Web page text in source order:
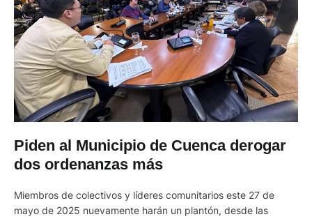
Piden al Municipio de Cuenca derogar
dos ordenanzas más
Miembros de colectivos y líderes comunitarios este 27 de
mayo de 2025 nuevamente harán un plantón, desde las